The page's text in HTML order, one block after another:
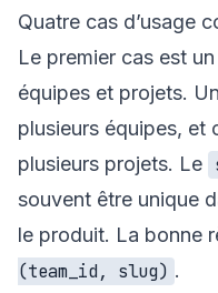
Quatre cas d’usage
Le premier cas est
équipes et projets.
plusieurs équipes, et
plusieurs projets. Le
souvent être unique
le produit. La bonne
(team_id, slug) .